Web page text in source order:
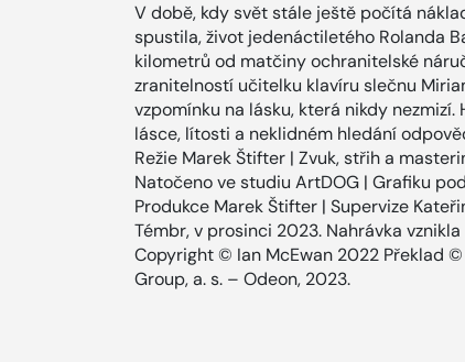
V době, kdy svět stále ještě počítá
spustila, život jedenáctiletého Rolanda
kilometrů od matčiny ochranitelské
zranitelností učitelku klavíru slečnu
vzpomínku na lásku, která nikdy
lásce, lítosti a neklidném hledání
Režie Marek Štifter | Zvuk, střih a
Natočeno ve studiu ArtDOG | Grafiku
Produkce Marek Štifter | Supervize
Témbr, v prosinci 2023. Nahrávka vznikla
Copyright © Ian McEwan 2022 Překlad
Group, a. s. – Odeon, 2023.